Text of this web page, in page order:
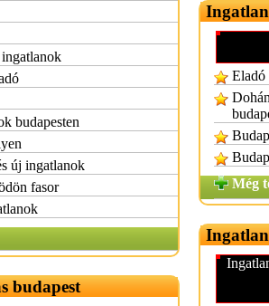
budapesten
új ingatlanok
fasor
budapest
Eladó
Még